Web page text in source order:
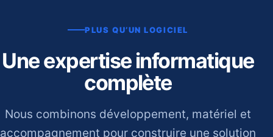
PLUS QU’UN LOGICIEL
Une expertise informatique
complète
Nous combinons développement, matériel et
accompagnement pour construire une solution